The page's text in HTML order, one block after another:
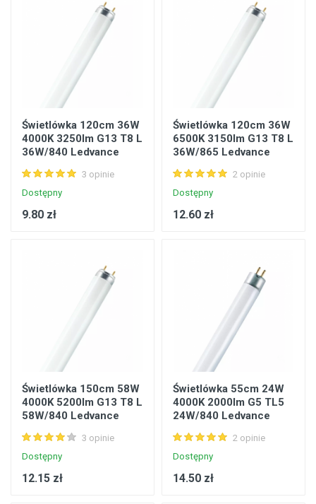
Świetlówka 120cm 36W
4000K 3250lm G13 T8 L
36W/840 Ledvance
3 opinie
Dostępny
9.80 zł
Świetlówka 120cm 36W
6500K 3150lm G13 T8 L
36W/865 Ledvance
2 opinie
Dostępny
12.60 zł
Świetlówka 150cm 58W
4000K 5200lm G13 T8 L
58W/840 Ledvance
3 opinie
Dostępny
12.15 zł
Świetlówka 55cm 24W
4000K 2000lm G5 TL5
24W/840 Ledvance
2 opinie
Dostępny
14.50 zł